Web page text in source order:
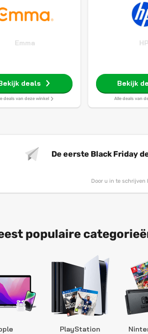
Emma
deals
deals van deze winkel
HP
Bekijk
Alle deals van
De eerste Black Friday
Door u in te
populaire
PlayStation